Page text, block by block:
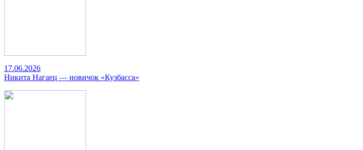
17.06.2026
Никита Нагаец — новичок «Кузбасса»